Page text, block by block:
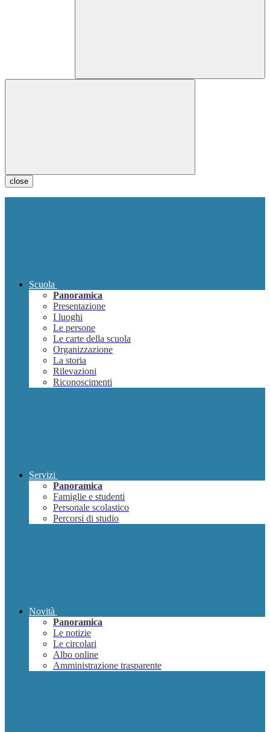
close
Scuola
Panoramica
Presentazione
I luoghi
Le persone
Le carte della scuola
Organizzazione
La storia
Rilevazioni
Riconoscimenti
Servizi
Panoramica
Famiglie e studenti
Personale scolastico
Percorsi di studio
Novità
Panoramica
Le notizie
Le circolari
Albo online
Amministrazione trasparente